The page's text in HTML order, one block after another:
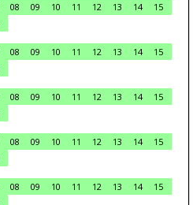
08 09 10 11 12 13 14
15
08 09 10 11 12 13 14
15
08 09 10 11 12 13 14
15
08 09 10 11 12 13 14
15
08 09 10 11 12 13 14
15